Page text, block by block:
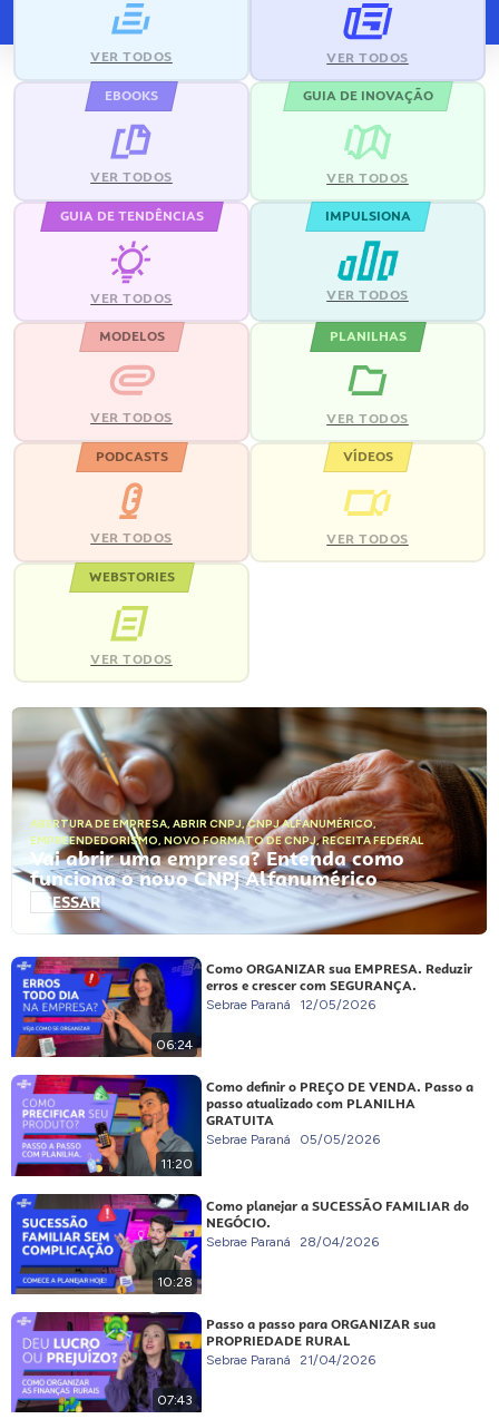
VER TODOS VER TODOS
EBOOKS
VER TODOS
GUIA DE INOVAÇÃO
VER TODOS
GUIA DE TENDÊNCIAS
VER TODOS
IMPULSIONA
VER TODOS
MODELOS
VER TODOS
PLANILHAS
VER TODOS
PODCASTS
VER TODOS
VÍDEOS
VER TODOS
WEBSTORIES
VER TODOS
ABERTURA DE EMPRESA, ABRIR CNPJ,CNPJ ALFANUMÉRICO,
EMPREENDEDORISMO, NOVO FORMATO DE CNPJ,RECEITA FEDERAL
Vai abrir uma empresa? Entenda como
funciona o novo CNPJ Alfanumérico
ACESSAR
06:24
Como ORGANIZAR sua EMPRESA. Reduzir
erros e crescer com SEGURANÇA.
Sebrae Paraná 12/05/2026
11:20
Como definir o PREÇO DE VENDA. Passo a
passo atualizado com PLANILHA
GRATUITA
Sebrae Paraná 05/05/2026
10:28
Como planejar a SUCESSÃO FAMILIAR do
NEGÓCIO.
Sebrae Paraná 28/04/2026
07:43
Passo a passo para ORGANIZAR sua
PROPRIEDADE RURAL
Sebrae Paraná 21/04/2026